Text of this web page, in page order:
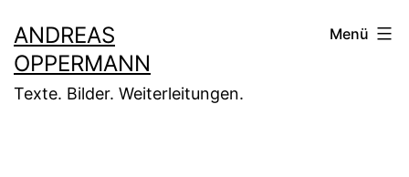
Inhalt
springen
ANDREAS
OPPERMANN
Texte. Bilder. Weiterleitungen.
Menü